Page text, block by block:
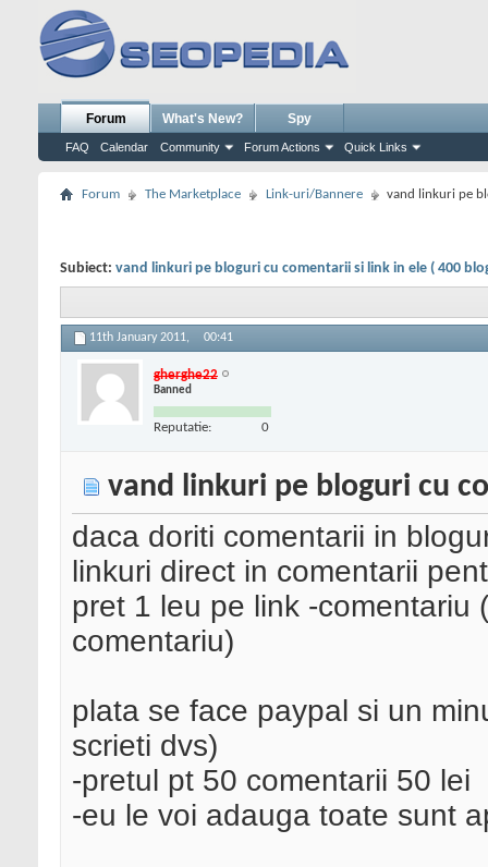
Forum
FAQ Calendar Community Forum Actions Quick Links
What's New? Spy
Forum The Marketplace Link-uri/Bannere vand linkuri pe
Subiect: vand linkuri pe bloguri cu comentarii si link in ele ( 400
11th January 2011, 00:41
gherghe22
Banned
Reputatie: 0
vand linkuri pe bloguri cu
daca doriti comentarii in
linkuri direct in comentarii
pret 1 leu pe link -comentariu
comentariu)
plata se face paypal si un
scrieti dvs)
-pretul pt 50 comentarii 50 lei
-eu le voi adauga toate sunt